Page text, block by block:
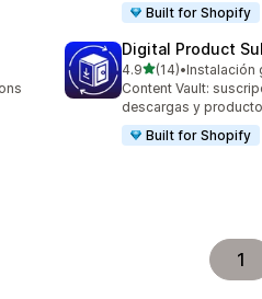
Built for Shopify
Digital Product
4.9de 5 estrellas
(14)
14 reseñas en total
•Instalación
Content Vault:
descargas y
Built for Shopify
1